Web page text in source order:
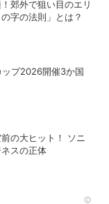
郊外で狙い目のエリ
字の法則」とは？
プ2026開催3か国
の大ヒット！ ソニ
スの正体